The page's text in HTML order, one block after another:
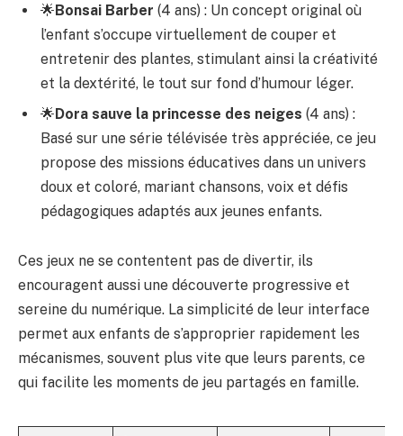
🌟Bonsai Barber (4 ans) : Un concept original où
l’enfant s’occupe virtuellement de couper et
entretenir des plantes, stimulant ainsi la créativité
et la dextérité, le tout sur fond d’humour léger.
🌟Dora sauve la princesse des neiges (4 ans) :
Basé sur une série télévisée très appréciée, ce jeu
propose des missions éducatives dans un univers
doux et coloré, mariant chansons, voix et défis
pédagogiques adaptés aux jeunes enfants.
Ces jeux ne se contentent pas de divertir, ils
encouragent aussi une découverte progressive et
sereine du numérique. La simplicité de leur interface
permet aux enfants de s’approprier rapidement les
mécanismes, souvent plus vite que leurs parents, ce
qui facilite les moments de jeu partagés en famille.